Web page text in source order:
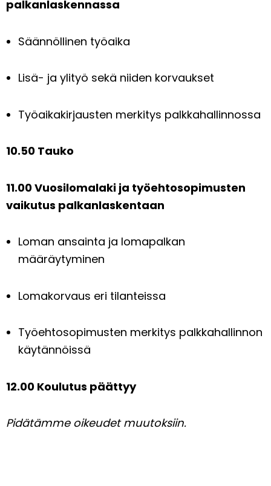
palkanlaskennassa
Säännöllinen työaika
Lisä- ja ylityö sekä niiden korvaukset
Työaikakirjausten merkitys palkkahallinnossa
10.50 Tauko
11.00 Vuosilomalaki ja työehtosopimusten
vaikutus palkanlaskentaan
Loman ansainta ja lomapalkan
määräytyminen
Lomakorvaus eri tilanteissa
Työehtosopimusten merkitys palkkahallinnon
käytännöissä
12.00 Koulutus päättyy
Pidätämme oikeudet muutoksiin.